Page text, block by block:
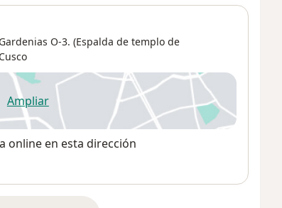
O-3. (Espalda de templo de
Cusco
Ampliarse abre en una nueva pestaña
online en esta dirección